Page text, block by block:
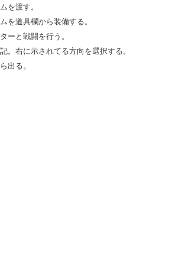
を渡す。
を道具欄から装備する。
ーと戦闘を行う。
。右に示されてる方向を選択する。
出る。